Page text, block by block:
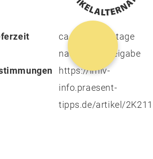
ca. 21 Arbeitstage
nach Druckfreigabe
https://lmiv-
info.praesent-
tipps.de/artikel/